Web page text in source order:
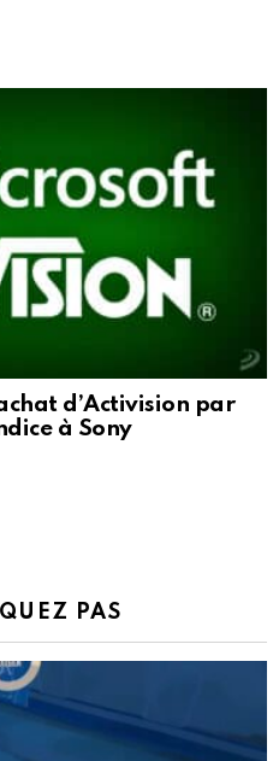
d’Activision par
à Sony
PAS